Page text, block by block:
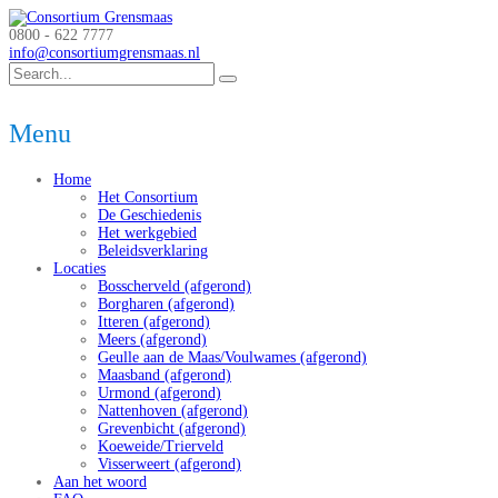
0800 - 622 7777
info@consortiumgrensmaas.nl
Menu
Home
Het Consortium
De Geschiedenis
Het werkgebied
Beleidsverklaring
Locaties
Bosscherveld (afgerond)
Borgharen (afgerond)
Itteren (afgerond)
Meers (afgerond)
Geulle aan de Maas/Voulwames (afgerond)
Maasband (afgerond)
Urmond (afgerond)
Nattenhoven (afgerond)
Grevenbicht (afgerond)
Koeweide/Trierveld
Visserweert (afgerond)
Aan het woord